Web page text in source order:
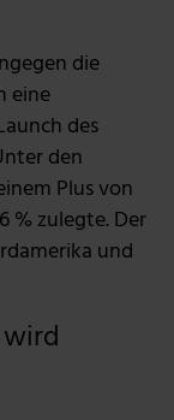
die
eine
des
den
Plus von
% zulegte. Der
und